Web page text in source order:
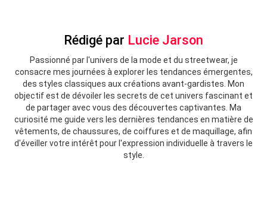
Rédigé par Lucie Jarson
Passionné par l'univers de la mode et du streetwear, je
consacre mes journées à explorer les tendances émergentes,
des styles classiques aux créations avant-gardistes. Mon
objectif est de dévoiler les secrets de cet univers fascinant et
de partager avec vous des découvertes captivantes. Ma
curiosité me guide vers les dernières tendances en matière de
vêtements, de chaussures, de coiffures et de maquillage, afin
d'éveiller votre intérêt pour l'expression individuelle à travers le
style.